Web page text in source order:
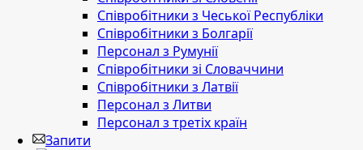
Співробітники з Чеської Республіки
Співробітники з Болгарії
Персонал з Румунії
Співробітники зі Словаччини
Співробітники з Латвії
Персонал з Литви
Персонал з третіх країн
Запити